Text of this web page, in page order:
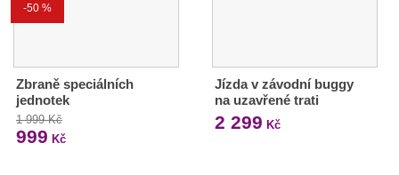
-50 %
Zbraně speciálních
jednotek
1 999 Kč
999 Kč
Jízda v závodní buggy
na uzavřené trati
2 299 Kč